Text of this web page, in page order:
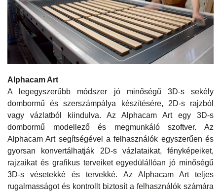
Alphacam Art
A legegyszerűbb módszer jó minőségű 3D-s sekély
dombormű és szerszámpálya készítésére, 2D-s rajzból
vagy vázlatból kiindulva. Az Alphacam Art egy 3D-s
dombormű modellező és megmunkáló szoftver. Az
Alphacam Art segítségével a felhasználók egyszerűen és
gyorsan konvertálhatják 2D-s vázlataikat, fényképeiket,
rajzaikat és grafikus terveiket egyedülállóan jó minőségű
3D-s vésetekké és tervekké. Az Alphacam Art teljes
rugalmasságot és kontrollt biztosít a felhasználók számára